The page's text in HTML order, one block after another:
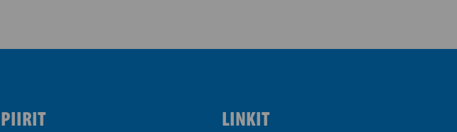
PIIRIT LINKIT